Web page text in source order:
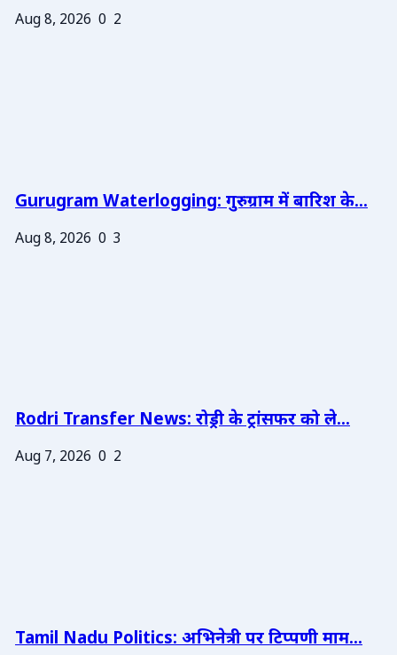
Aug 8, 2026 0 2
Gurugram Waterlogging: गुरुग्राम में बारिश के...
Aug 8, 2026 0 3
Rodri Transfer News: रोड्री के ट्रांसफर को ले...
Aug 7, 2026 0 2
Tamil Nadu Politics: अभिनेत्री पर टिप्पणी माम...